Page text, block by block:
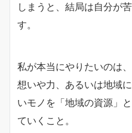
しまうと、結局は自分が
す。
私が本当にやりたいのは
想いや力、あるいは地域
いモノを「地域の資源」
ていくこと。